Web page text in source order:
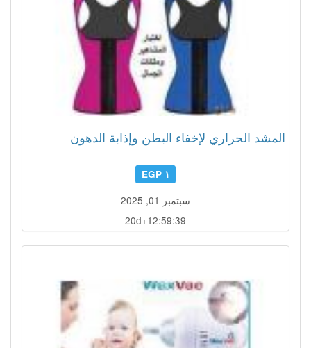
المشد الحراري لإخفاء البطن وإذابة الدهون
١ EGP
سبتمبر 01, 2025
20d+12:59:36